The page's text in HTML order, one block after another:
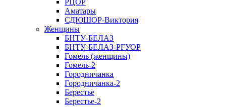
РЦОР
Аматары
СДЮШОР-Виктория
Женщины
БНТУ-БЕЛАЗ
БНТУ-БЕЛАЗ-РГУОР
Гомель (женщины)
Гомель-2
Городничанка
Городничанка-2
Берестье
Берестье-2